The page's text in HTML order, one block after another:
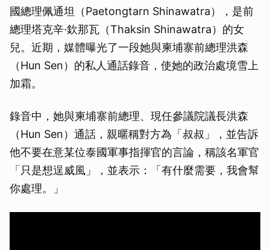
國總理佩通坦（Paetongtarn Shinawatra），是前
總理塔克辛·欽那瓦（Thaksin Shinawatra）的女
兒。近期，媒體曝光了一段她與柬埔寨前總理洪森
（Hun Sen）的私人通話錄音，使她的政治處境雪上
加霜。
錄音中，她與柬埔寨前總理、現任參議院議長洪森
（Hun Sen）通話，親暱稱對方為「叔叔」，並告訴
他不要在意某位泰國軍事指揮官的言論，稱該名軍官
「只是想逞威風」，並表示：「有什麼需要，我會幫
你處理。」